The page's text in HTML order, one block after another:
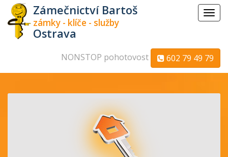
Menu
Zámečnictví Bartoš
zámky - klíče - služby
Ostrava
NONSTOP pohotovost 602 79 49 79